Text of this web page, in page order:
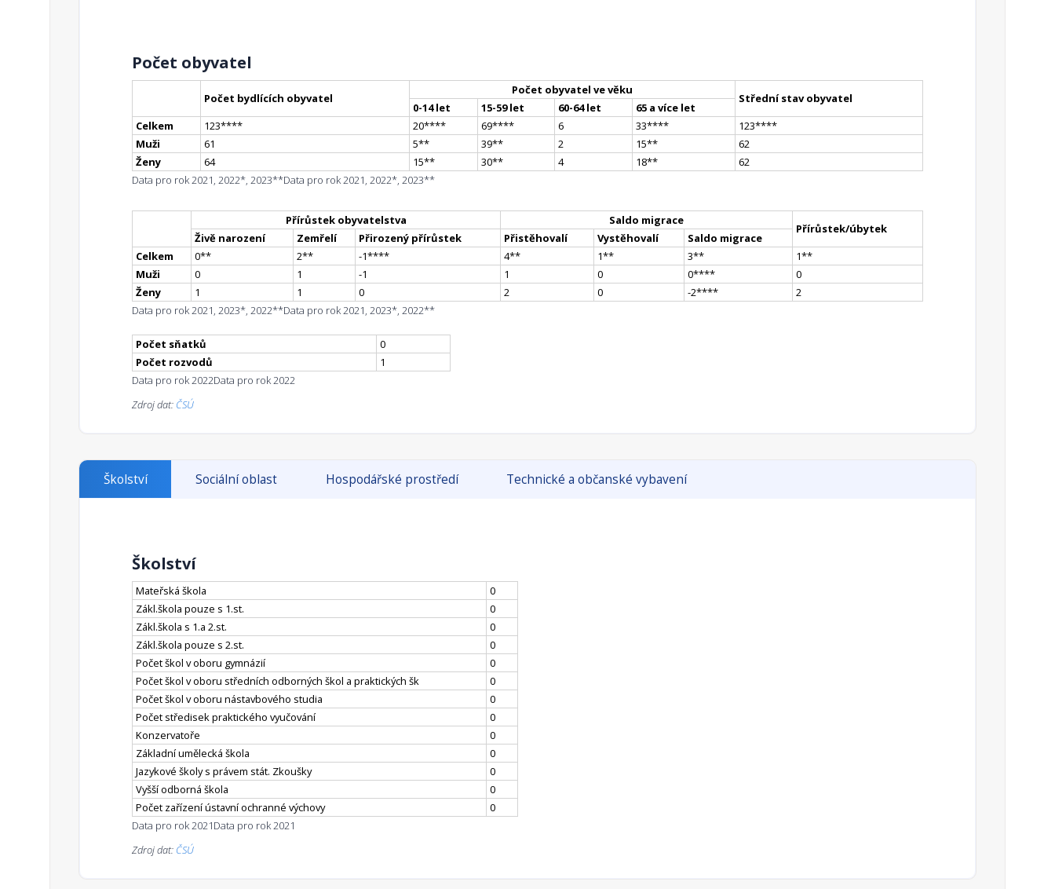
Počet obyvatel
Počet bydlících obyvatel
Počet obyvatel ve věku
Střední stav obyvatel
0-14 let 15-59 let 60-64 let
65 a více let
Celkem
123**** 20**** 69**** 6 33**** 123****
Muži
61 5** 39** 2 15**
62
Ženy
64 15** 30** 4 18**
62
Data pro rok 2021, 2022*, 2023**Data pro rok 2021, 2022*, 2023**
Přírůstek obyvatelstva Saldo migrace
Přírůstek/úbytek
Živě narození Zemřelí Přirozený přírůstek Přistěhovalí Vystěhovalí
Saldo migrace
Celkem
0** 2** -1**** 4** 1** 3** 1**
Muži
0 1 -1 1 0 0****
0
Ženy
1 1 0 2 0 -2****
2
Data pro rok 2021, 2023*, 2022**Data pro rok 2021, 2023*, 2022**
Počet sňatků
0
Počet rozvodů
1
Data pro rok 2022Data pro rok 2022
Zdroj dat: ČSÚ
Školství Sociální oblast Hospodářské prostředí Technické a občanské vybavení
Školství
Mateřská škola
0
Zákl.škola pouze s 1.st.
0
Zákl.škola s 1.a 2.st.
0
Zákl.škola pouze s 2.st.
0
Počet škol v oboru gymnázií
0
Počet škol v oboru středních odborných škol a praktických šk
0
Počet škol v oboru nástavbového studia
0
Počet středisek praktického vyučování
0
Konzervatoře
0
Základní umělecká škola
0
Jazykové školy s právem stát. Zkoušky
0
Vyšší odborná škola
0
Počet zařízení ústavní ochranné výchovy
0
Data pro rok 2021Data pro rok 2021
Zdroj dat: ČSÚ